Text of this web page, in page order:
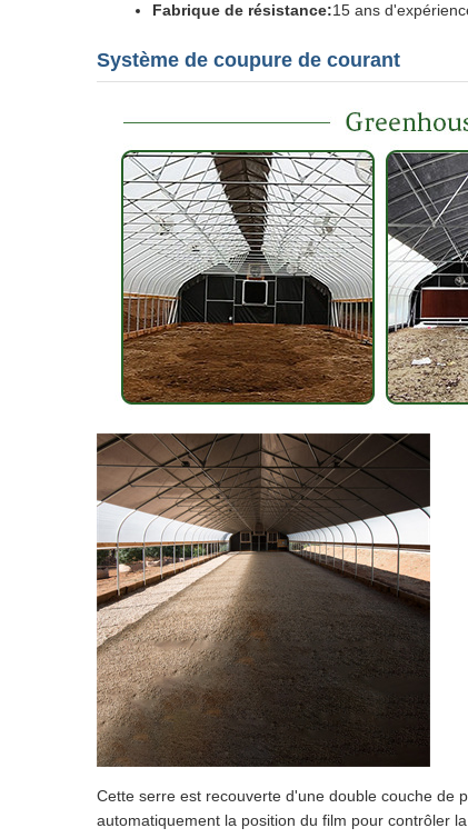
Fabrique de résistance:15 ans
Système de coupure de courant
Cette serre est recouverte d'une double couche de
automatiquement la position du film pour contrôler